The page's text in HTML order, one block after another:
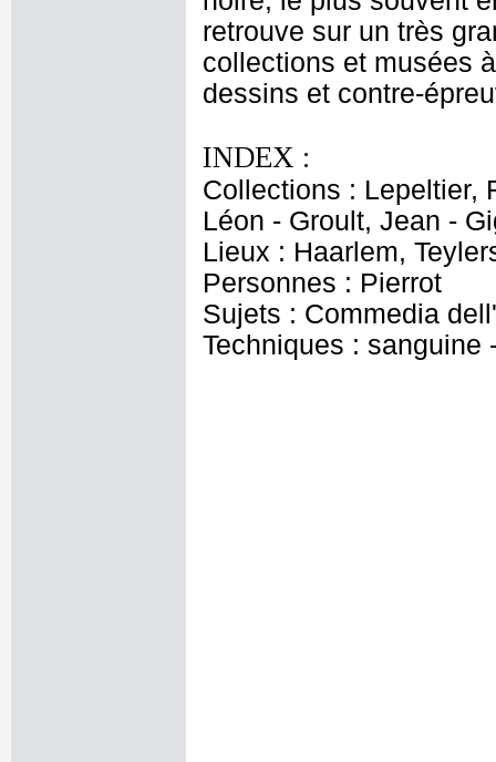
retrouve sur un très
collections et musées
dessins et contre-
INDEX :
Collections : Lepeltier,
Léon - Groult, Jean -
Lieux : Haarlem,
Personnes : Pierrot
Sujets : Commedia
Techniques : sanguine